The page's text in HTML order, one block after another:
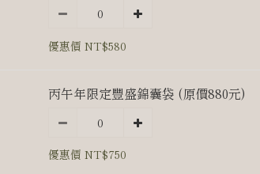
優惠價 NT$580
丙午年限定豐盛錦囊袋 (原價880元)
優惠價 NT$750